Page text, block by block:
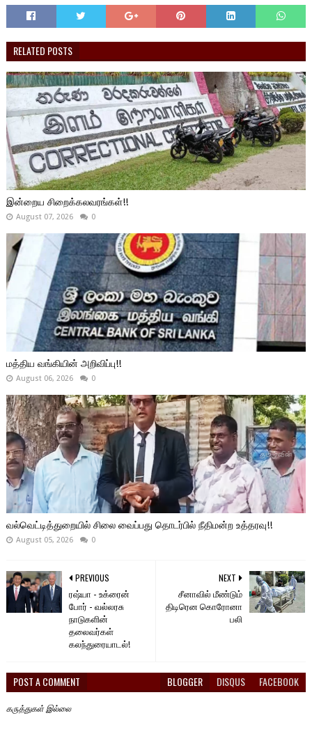
RELATED POSTS
இன்றைய சிறைக்கலவரங்கள்!!
August 07, 2026 0
மத்திய வங்கியின் அறிவிப்பு!!
August 06, 2026 0
வல்வெட்டித்துறையில் சிலை வைப்பது தொடர்பில் நீதிமன்ற உத்தரவு!!
August 05, 2026 0
NEXT
சீனாவில் மீண்டும்
திடிரென கொரோனா
பலி
PREVIOUS
ரஷ்யா - உக்ரைன்
போர் - வல்லரசு
நாடுகளின்
தலைவர்கள்
கலந்துரையாடல்!
POST A COMMENT BLOGGER DISQUS FACEBOOK
கருத்துகள் இல்லை